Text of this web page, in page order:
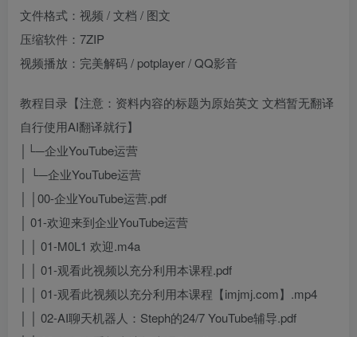
文件格式：视频 / 文档 / 图文
压缩软件：7ZIP
视频播放：完美解码 / potplayer / QQ影音
教程目录【注意：资料内容的标题为原始英文 文档暂无翻译
自行使用AI翻译就行】
│└─企业YouTube运营
│ └─企业YouTube运营
│ │00-企业YouTube运营.pdf
│ 01-欢迎来到企业YouTube运营
│ │ 01-M0L1 欢迎.m4a
│ │ 01-观看此视频以充分利用本课程.pdf
│ │ 01-观看此视频以充分利用本课程【imjmj.com】.mp4
│ │ 02-AI聊天机器人：Steph的24/7 YouTube辅导.pdf